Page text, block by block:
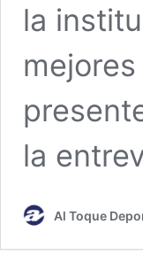
la
la
Al Toque